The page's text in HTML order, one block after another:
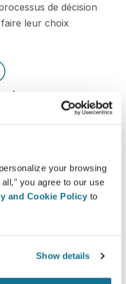
your browsing
you agree to our use
and Cookie Policy to
Show details
de décision
leur choix
satisfaites ou très
au préalable*
patientes opérées entre
pour une augmentation